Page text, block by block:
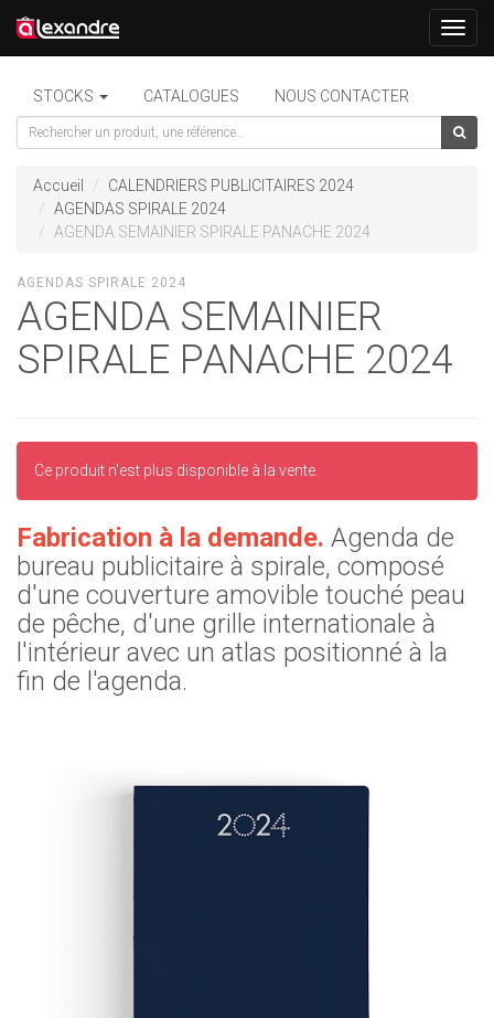
STOCKS CATALOGUES NOUS CONTACTER
Accueil
CALENDRIERS PUBLICITAIRES 2024
AGENDAS SPIRALE 2024
AGENDA SEMAINIER SPIRALE PANACHE 2024
AGENDAS SPIRALE 2024
AGENDA SEMAINIER
SPIRALE PANACHE 2024
Ce produit n'est plus disponible à la vente.
Fabrication à la demande. Agenda de
bureau publicitaire à spirale, composé
d'une couverture amovible touché peau
de pêche, d'une grille internationale à
l'intérieur avec un atlas positionné à la
fin de l'agenda.